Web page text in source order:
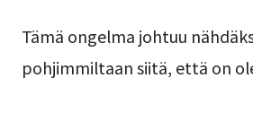
Tämä ongelma johtuu
pohjimmiltaan siitä, että on